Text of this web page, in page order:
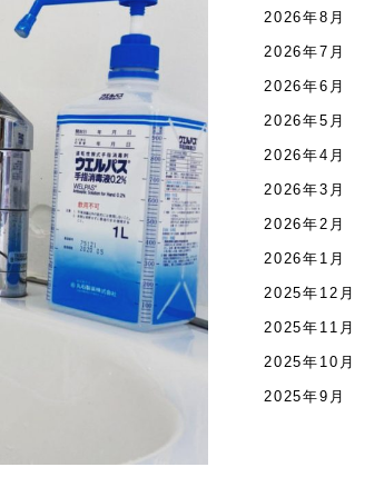
2026年8月
2026年7月
2026年6月
2026年5月
2026年4月
2026年3月
2026年2月
2026年1月
2025年12月
2025年11月
2025年10月
2025年9月